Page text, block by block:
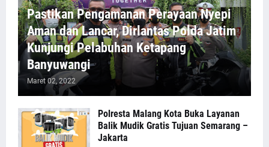
Pastikan Pengamanan Perayaan Nyepi
Aman dan Lancar, Dirlantas Polda Jatim
Kunjungi Pelabuhan Ketapang
Banyuwangi
Maret 02, 2022
Polresta Malang Kota Buka Layanan
Balik Mudik Gratis Tujuan Semarang –
Jakarta